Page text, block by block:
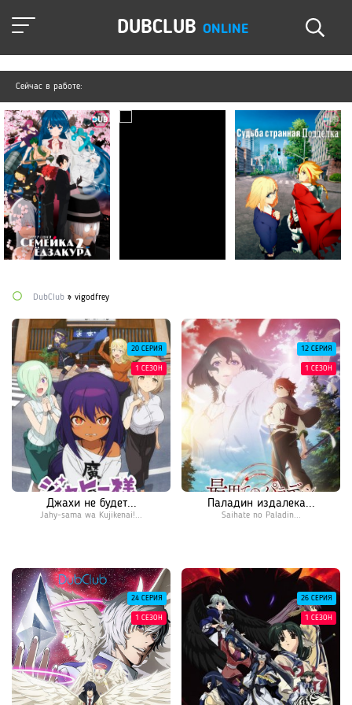
DUBCLUB ONLINE
Сейчас в работе:
Джахи не будет...
Jahy-sama wa Kujikenai!...
20 СЕРИЯ
1 СЕЗОН
Паладин издалека...
Saihate no Paladin...
12 СЕРИЯ
1 СЕЗОН
24 СЕРИЯ
1 СЕЗОН
26 СЕРИЯ
1 СЕЗОН
DubClub » vigodfrey